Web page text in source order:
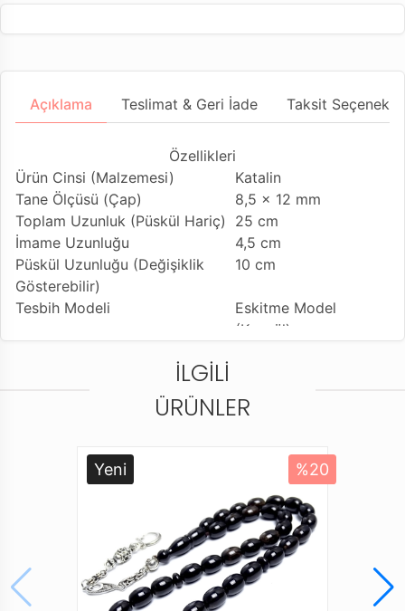
Açıklama Teslimat & Geri İade Taksit
Özellikleri
Ürün Cinsi (Malzemesi)
Katalin
Tane Ölçüsü (Çap)
8,5 x 12 mm
Toplam Uzunluk (Püskül Hariç)
25 cm
İmame Uzunluğu
4,5 cm
Püskül Uzunluğu (Değişiklik
Gösterebilir)
10 cm
Tesbih Modeli
Eskitme Model
(Kapsül)
Uygundur
Dizildiği Malzeme
Standart Tesbih İpi
Standart Tesbih
Kutusu
Ürün Açıklaması
* Farklı monitör ve ışık efekti nedeniyle, öğenin gerçek
İLGILI
ÜRÜNLER
Yeni %20